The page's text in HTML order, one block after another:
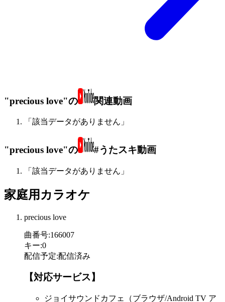
"precious love"の 関連動画
「該当データがありません」
"precious love"の #うたスキ動画
「該当データがありません」
家庭用カラオケ
precious love
曲番号:166007
キー:0
配信予定:配信済み
【対応サービス】
ジョイサウンドカフェ（ブラウザ/Android TV ア